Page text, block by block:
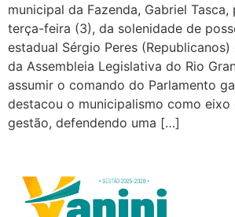
municipal da Fazenda, Gabriel
terça-feira (3), da solenidade de
estadual Sérgio Peres
da Assembleia Legislativa do Rio
assumir o comando do Parlamento
destacou o municipalismo como eixo
gestão, defendendo uma […]